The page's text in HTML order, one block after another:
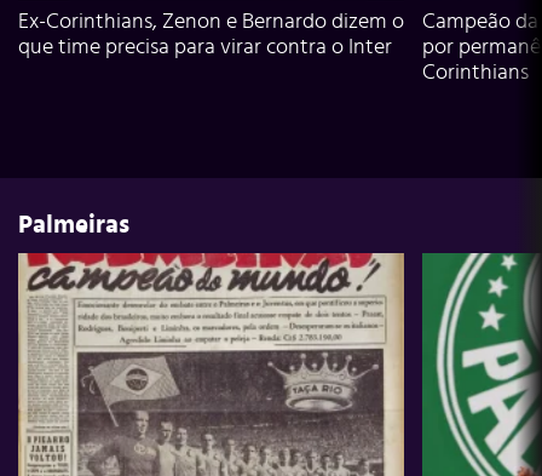
Ex-Corinthians, Zenon e Bernardo dizem o
que time precisa para virar contra o Inter
Campeão
por
Corinthians
Palmeiras